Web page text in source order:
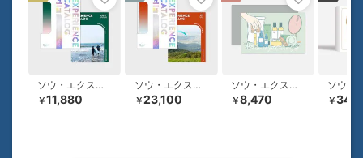
ソウ・エクスペリエンス
￥11,880
ソウ・エクスペリエンス
￥23,100
ソウ・エクスペリエンス
￥8,470 ￥